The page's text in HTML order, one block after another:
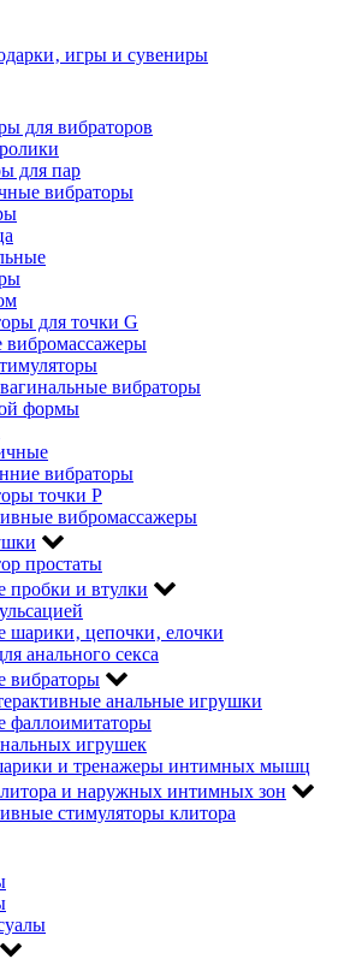
игры и сувениры
для вибраторов
для пар
вибраторы
для точки G
вибромассажеры
вибраторы
формы
вибраторы
точки P
вибромассажеры
простаты
пробки и втулки
шарики‚ цепочки‚ елочки
анального секса
вибраторы
анальные игрушки
фаллоимитаторы
игрушек
и тренажеры интимных мышц
и наружных интимных зон
стимуляторы клитора